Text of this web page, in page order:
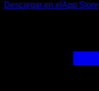
Descargar en el App Store